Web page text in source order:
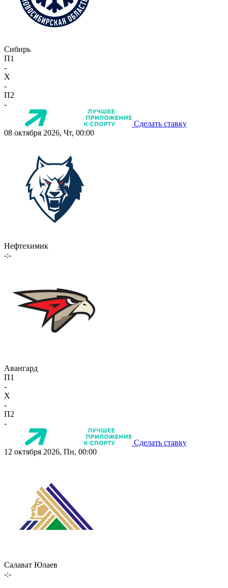
Сибирь
П1
-
X
-
П2
-
Сделать ставку
08 октября 2026, Чт, 00:00
Нефтехимик
-:-
Авангард
П1
-
X
-
П2
-
Сделать ставку
12 октября 2026, Пн, 00:00
Салават Юлаев
-:-